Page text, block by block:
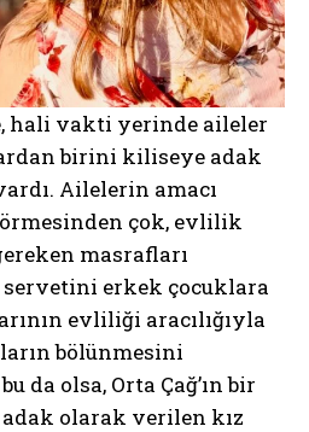
hali vakti yerinde aileler
birini kiliseye adak
Ailelerin amacı
çok, evlilik
masrafları
erkek çocuklara
evliliği aracılığıyla
bölünmesini
da olsa, Orta Çağ’ın bir
olarak verilen kız